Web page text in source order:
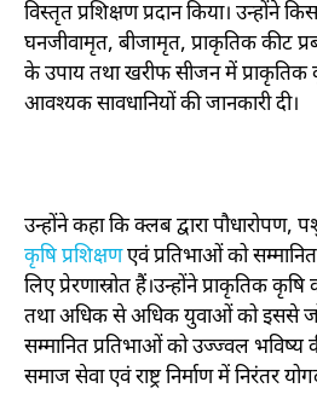
विस्तृत प्रशिक्षण प्रदान किया। उन्होंने
घनजीवामृत, बीजामृत, प्राकृतिक कीट
के उपाय तथा खरीफ सीजन में
आवश्यक सावधानियों की जानकारी दी।
उन्होंने कहा कि क्लब द्वारा पौधारोपण,
कृषि प्रशिक्षणएवं प्रतिभाओं को
लिए प्रेरणास्रोत हैं।उन्होंने प्राकृतिक
तथा अधिक से अधिक युवाओं को इससे
सम्मानित प्रतिभाओं को उज्ज्वल
समाज सेवा एवं राष्ट्र निर्माण में निरंतर